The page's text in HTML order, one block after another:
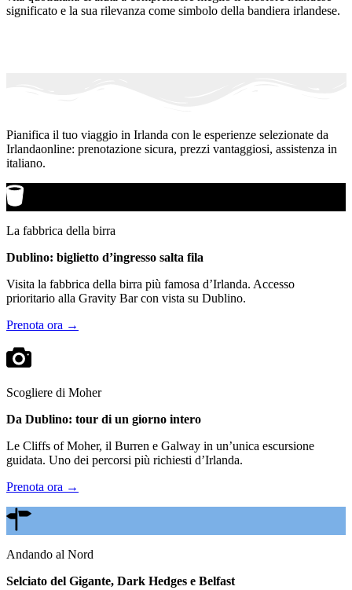
significato e la sua rilevanza come simbolo della bandiera irlandese.
Pianifica il tuo viaggio in Irlanda con le esperienze selezionate da
Irlandaonline: prenotazione sicura, prezzi vantaggiosi, assistenza in
italiano.
La fabbrica della birra
Dublino: biglietto d’ingresso salta fila
Visita la fabbrica della birra più famosa d’Irlanda. Accesso
prioritario alla Gravity Bar con vista su Dublino.
Prenota ora →
Scogliere di Moher
Da Dublino: tour di un giorno intero
Le Cliffs of Moher, il Burren e Galway in un’unica escursione
guidata. Uno dei percorsi più richiesti d’Irlanda.
Prenota ora →
Andando al Nord
Selciato del Gigante, Dark Hedges e Belfast